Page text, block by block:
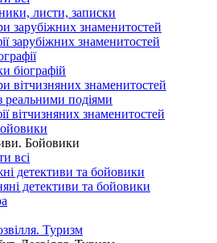
листи, записки
зарубіжних знаменитостей
зарубіжних знаменитостей
біографій
вітчизняних знаменитостей
з реальними подіями
вітчизняних знаменитостей
Бойовики
всі
детективи та бойовики
детективи та бойовики
Туризм